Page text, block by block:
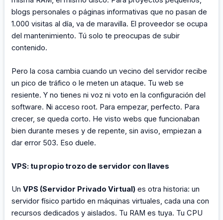
blogs personales o páginas informativas que no pasan de
1.000 visitas al día, va de maravilla. El proveedor se ocupa
del mantenimiento. Tú solo te preocupas de subir
contenido.
Pero la cosa cambia cuando un vecino del servidor recibe
un pico de tráfico o le meten un ataque. Tu web se
resiente. Y no tienes ni voz ni voto en la configuración del
software. Ni acceso root. Para empezar, perfecto. Para
crecer, se queda corto. He visto webs que funcionaban
bien durante meses y de repente, sin aviso, empiezan a
dar error 503. Eso duele.
VPS: tu propio trozo de servidor con llaves
UnVPS (Servidor Privado Virtual) es otra historia: un
servidor físico partido en máquinas virtuales, cada una con
recursos dedicados y aislados. Tu RAM es tuya. Tu CPU